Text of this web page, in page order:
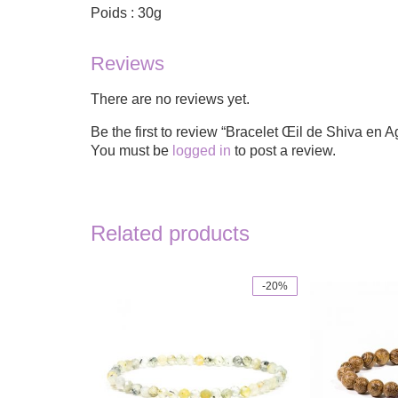
Poids : 30g
Reviews
There are no reviews yet.
Be the first to review “Bracelet Œil de Shiva en
You must be logged in to post a review.
Related products
-20%